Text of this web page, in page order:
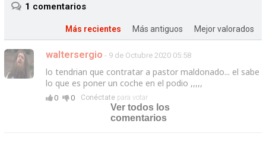
1 comentarios
Más recientes Más antiguos Mejor valorados
waltersergio - 9 de Octubre 2020 05:58
lo tendrian que contratar a pastor maldonado... el sabe
lo que es poner un coche en el podio ,,,,,
0 0 Conéctatepara votar
Ver todos los
comentarios